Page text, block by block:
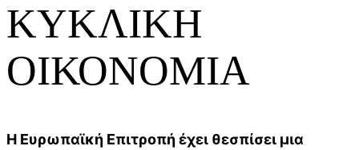
ΚΥΚΛΙΚΗ
ΟΙΚΟΝΟΜΙΑ
Η Ευρωπαϊκή Επιτροπή έχει θεσπίσει μια